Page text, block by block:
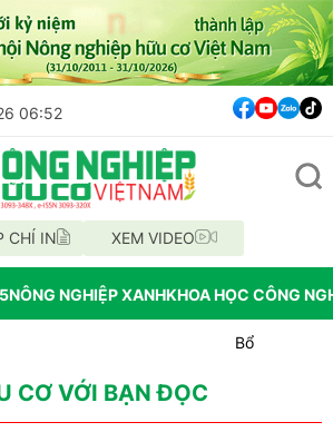
06:52
CHÍ IN XEM VIDEO
NÔNG NGHIỆP XANHKHOA HỌC CÔNG
Bổ nhiệm Phó Tổng
Bắc Ninh công bố
CƠ VỚI BẠN ĐỌC